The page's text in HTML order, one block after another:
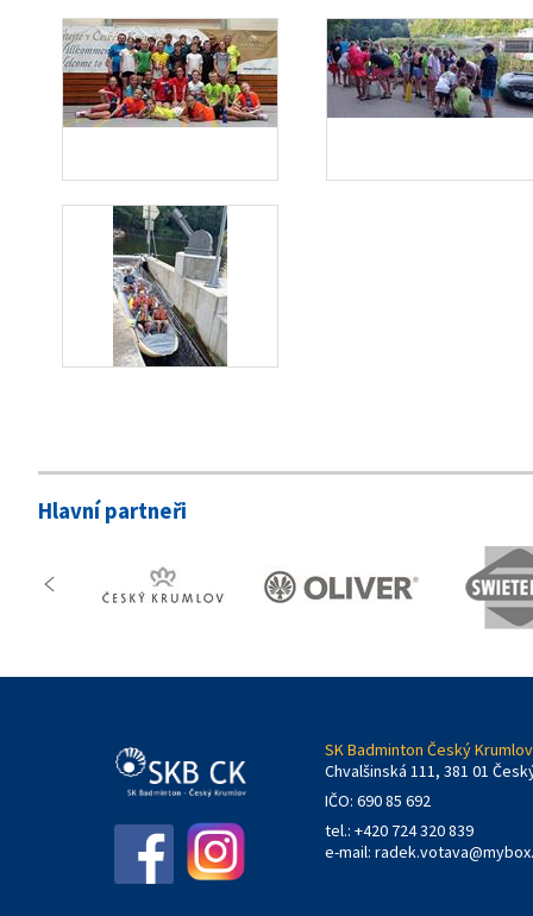
Hlavní partneři
SK Badminton Český
Chvalšinská 111, 381 01
IČO: 690 85 692
tel.: +420 724 320 839
e-mail: